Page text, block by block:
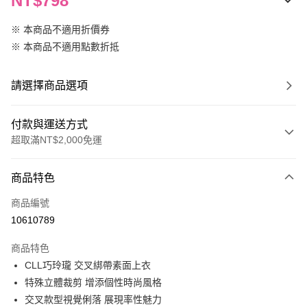
※ 本商品不適用折價券
※ 本商品不適用點數折抵
請選擇商品選項
付款與運送方式
超取滿NT$2,000免運
信用卡一次付款
信用卡分期付款
合作金庫商業銀行
華南商業銀行
上海商業儲蓄銀行
國泰世華商業銀行
超商取貨付款
LINE Pay
商品特色
商品編號
10610789
商品特色
CLL巧玲瓏 交叉綁帶素面上衣
特殊立體裁剪 增添個性時尚風格
交叉款型視覺俐落 展現率性魅力